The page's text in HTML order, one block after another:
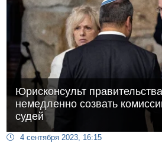
Юрисконсульт
немедленно созвать
судей
4 сентября 2023, 16:15